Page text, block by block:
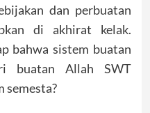
dan perbuatan
di akhirat kelak.
bahwa sistem buatan
buatan Allah SWT
semesta?